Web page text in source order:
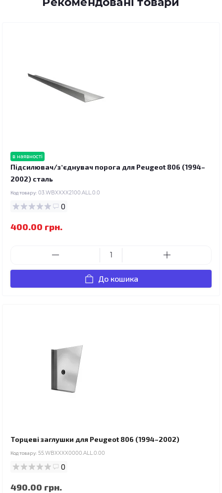
в наявності
Підсилювач/зʼєднувач порога для Peugeot 806 (1994–
2002) сталь
Код товару: 03.WBXXXX2100.ALL.0.0
0
400.00 грн.
До кошика
Торцеві заглушки для Peugeot 806 (1994–2002)
Код товару: 55.WBXXXX0000.ALL.0.00
0
490.00 грн.